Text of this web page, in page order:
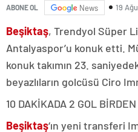
ABONE OL News 19
Beşiktaş, Trendyol Süper
Antalyaspor’u konuk etti.
konuk takımın 23.
beyazlıların golcüsü Ciro
10 DAKİKADA 2 GOL
Beşiktaş‘ın yeni transferi